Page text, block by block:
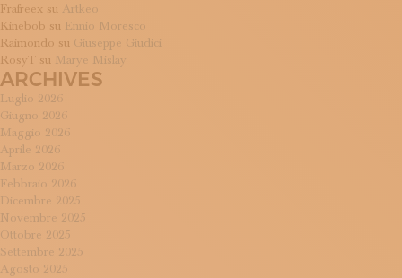
Frafreex su Artkeo
Kinebob su Ennio Moresco
Raimondo su Giuseppe Giudici
RosyT su Marye Mislay
ARCHIVES
Luglio 2026
Giugno 2026
Maggio 2026
Aprile 2026
Marzo 2026
Febbraio 2026
Dicembre 2025
Novembre 2025
Ottobre 2025
Settembre 2025
Agosto 2025